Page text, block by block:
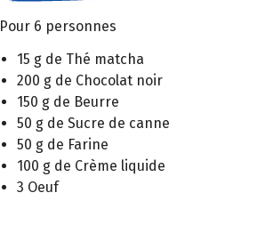
Pour 6 personnes
15 g de Thé matcha
200 g de Chocolat noir
150 g de Beurre
50 g de Sucre de canne
50 g de Farine
100 g de Crème liquide
3 Oeuf